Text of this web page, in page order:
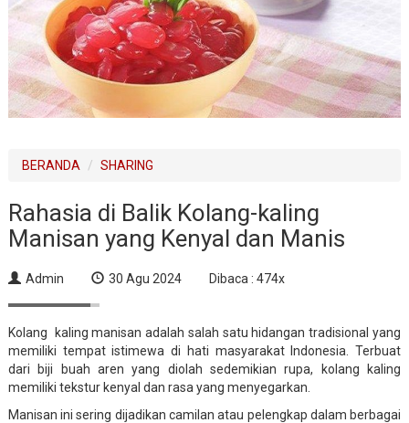
BERANDA SHARING
Rahasia di Balik Kolang-kaling
Manisan yang Kenyal dan Manis
Admin 30 Agu 2024 Dibaca : 474x
Kolang kaling manisan adalah salah satu hidangan tradisional yang
memiliki tempat istimewa di hati masyarakat Indonesia. Terbuat
dari biji buah aren yang diolah sedemikian rupa, kolang kaling
memiliki tekstur kenyal dan rasa yang menyegarkan.
Manisan ini sering dijadikan camilan atau pelengkap dalam berbagai